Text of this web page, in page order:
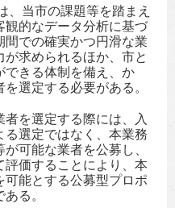
当市の課題等を踏まえ
的なデータ分析に基づ
間での確実かつ円滑な業
求められるほか、市と
きる体制を備え、か
選定する必要がある。
を選定する際には、入
選定ではなく、本業務
可能な業者を公募し、
価することにより、本
能とする公募型プロポ
る。